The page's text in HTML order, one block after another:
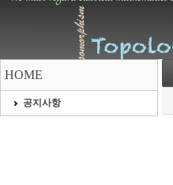
HOME
공지사항